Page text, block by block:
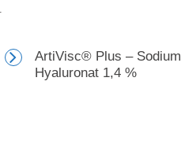
ArtiVisc® Plus – Sodium
Hyaluronat 1,4 %